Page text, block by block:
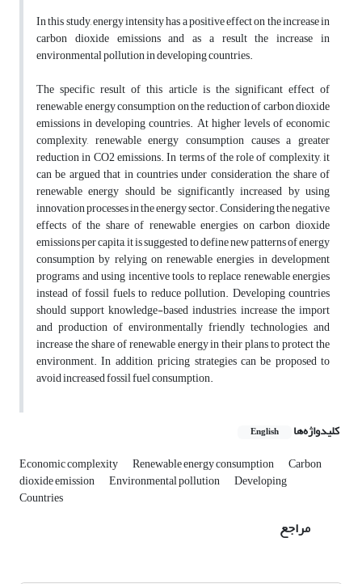
In this study, energy intensity has a positive effect on the increase in
carbon dioxide emissions and as a result the increase in
environmental pollution in developing countries.
The specific result of this article is the significant effect of
renewable energy consumption on the reduction of carbon dioxide
emissions in developing countries. At higher levels of economic
complexity, renewable energy consumption causes a greater
reduction in CO2 emissions. In terms of the role of complexity, it
can be argued that in countries under consideration, the share of
renewable energy should be significantly increased by using
innovation processes in the energy sector. Considering the negative
effects of the share of renewable energies on carbon dioxide
emissions per capita, it is suggested to define new patterns of energy
consumption by relying on renewable energies in development
programs and using incentive tools to replace renewable energies
instead of fossil fuels to reduce pollution. Developing countries
should support knowledge-based industries, increase the import
and production of environmentally friendly technologies, and
increase the share of renewable energy in their plans to protect the
environment. In addition, pricing strategies can be proposed to
avoid increased fossil fuel consumption.
کلیدواژه‌ها English
Economic complexity Renewable energy consumption Carbon
dioxide emission Environmental pollution Developing
Countries
مراجع